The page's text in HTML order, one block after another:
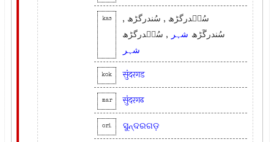
kas
سُنٛدرگڑھ , سُندرگڑھ ,
سُندرگَڑھ شہر , سُنٛدرگڑھ
شہر
kok सुंदरगड
mar सुंदरगढ
ori ସୁନ୍ଦରଗଡ଼